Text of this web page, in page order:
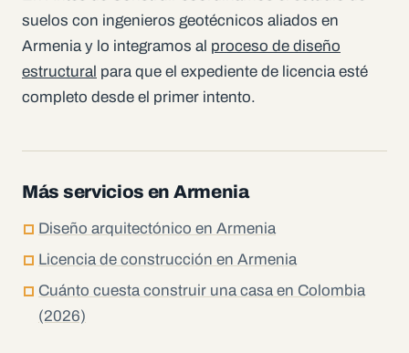
suelos con ingenieros geotécnicos aliados en
Armenia y lo integramos al proceso de diseño
estructural para que el expediente de licencia esté
completo desde el primer intento.
Más servicios en Armenia
Diseño arquitectónico en Armenia
Licencia de construcción en Armenia
Cuánto cuesta construir una casa en Colombia
(2026)